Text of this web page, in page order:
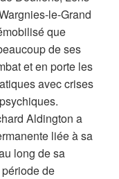
le-Grand
que
de ses
et en porte les
avec crises
Aldington a
liée à sa
long de sa
de